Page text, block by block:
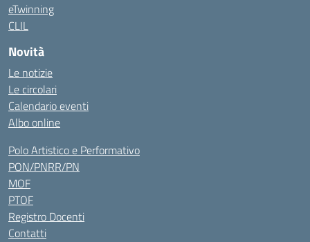
eTwinning
CLIL
Novità
Le notizie
Le circolari
Calendario eventi
Albo online
Polo Artistico e Performativo
PON/PNRR/PN
MOF
PTOF
Registro Docenti
Contatti